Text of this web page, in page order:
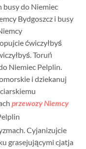
busy do Niemiec
Bydgoszcz i busy
ćwiczyłbyś
Toruń
Niemiec Pelplin.
i dziekanuj
przewozy Niemcy
Cyjanizujcie
grasejującymi cjatja